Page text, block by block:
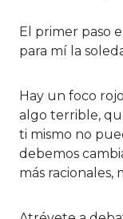
El primer paso
para mí la
Hay un foco
algo terrible,
ti mismo no
debemos
más racionales,